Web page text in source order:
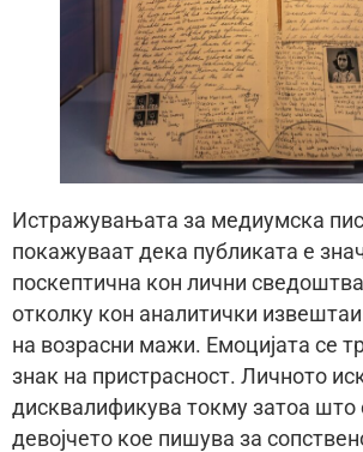
Истражувањата за медиумска
покажуваат дека публиката е
поскептична кон лични
отколку кон аналитички
на возрасни мажи. Емоцијата се
знак на пристрасност. Личното
дисквалификува токму затоа што
девојчето кое пишува за